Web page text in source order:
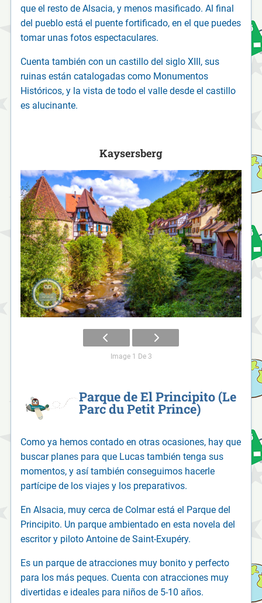
que el resto de Alsacia, y menos masificado. Al final
del pueblo está el puente fortificado, en el que puedes
tomar unas fotos espectaculares.
Cuenta también con un castillo del siglo XIII, sus
ruinas están catalogadas como Monumentos
Históricos, y la vista de todo el valle desde el castillo
es alucinante.
Kaysersberg
Image 1 De 3
Parque de El Principito (Le
Parc du Petit Prince)
Como ya hemos contado en otras ocasiones, hay que
buscar planes para que Lucas también tenga sus
momentos, y así también conseguimos hacerle
partícipe de los viajes y los preparativos.
En Alsacia, muy cerca de Colmar está el Parque del
Principito. Un parque ambientado en esta novela del
escritor y piloto Antoine de Saint-Exupéry.
Es un parque de atracciones muy bonito y perfecto
para los más peques. Cuenta con atracciones muy
divertidas e ideales para niños de 5-10 años.